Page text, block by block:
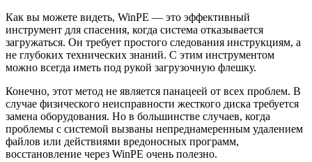
Как вы можете видеть, WinPE — это эффективный
инструмент для спасения, когда система отказывается
загружаться. Он требует простого следования инструкциям, а
не глубоких технических знаний. С этим инструментом
можно всегда иметь под рукой загрузочную флешку.
Конечно, этот метод не является панацеей от всех проблем. В
случае физического неисправности жесткого диска требуется
замена оборудования. Но в большинстве случаев, когда
проблемы с системой вызваны непреднамеренным удалением
файлов или действиями вредоносных программ,
восстановление через WinPE очень полезно.